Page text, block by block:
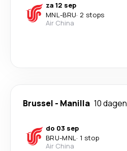
za 12 sep
MNL-BRU· 2 stops
Air China
Brussel - Manilla 10 dagen
do 03 sep
BRU-MNL· 1 stop
Air China